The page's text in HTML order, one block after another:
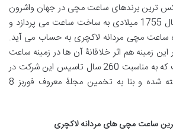
ترین برندهای ساعت مچی در جهان واشرون
کنستانتین است که از سال 1755 میلادی به ساخت ساعت می پردازد و
ساعت مچی مردانه لاکچری به حساب می آید.
زمینه هم اثر خلاقانۀ آن ها در زمینه ساعت
های مچی مکانیکی است که به مناسبت 260 سال تاسیس این شرکت در
شکل ساعت جیبی ساخته شده و بنا به تخمین مجلۀ معروف فوربز 8